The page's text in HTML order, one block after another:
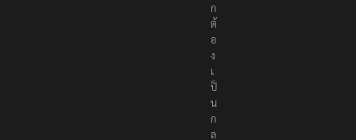
ถู
ก
ต้
อ
ง
เ
ป็
น
ก